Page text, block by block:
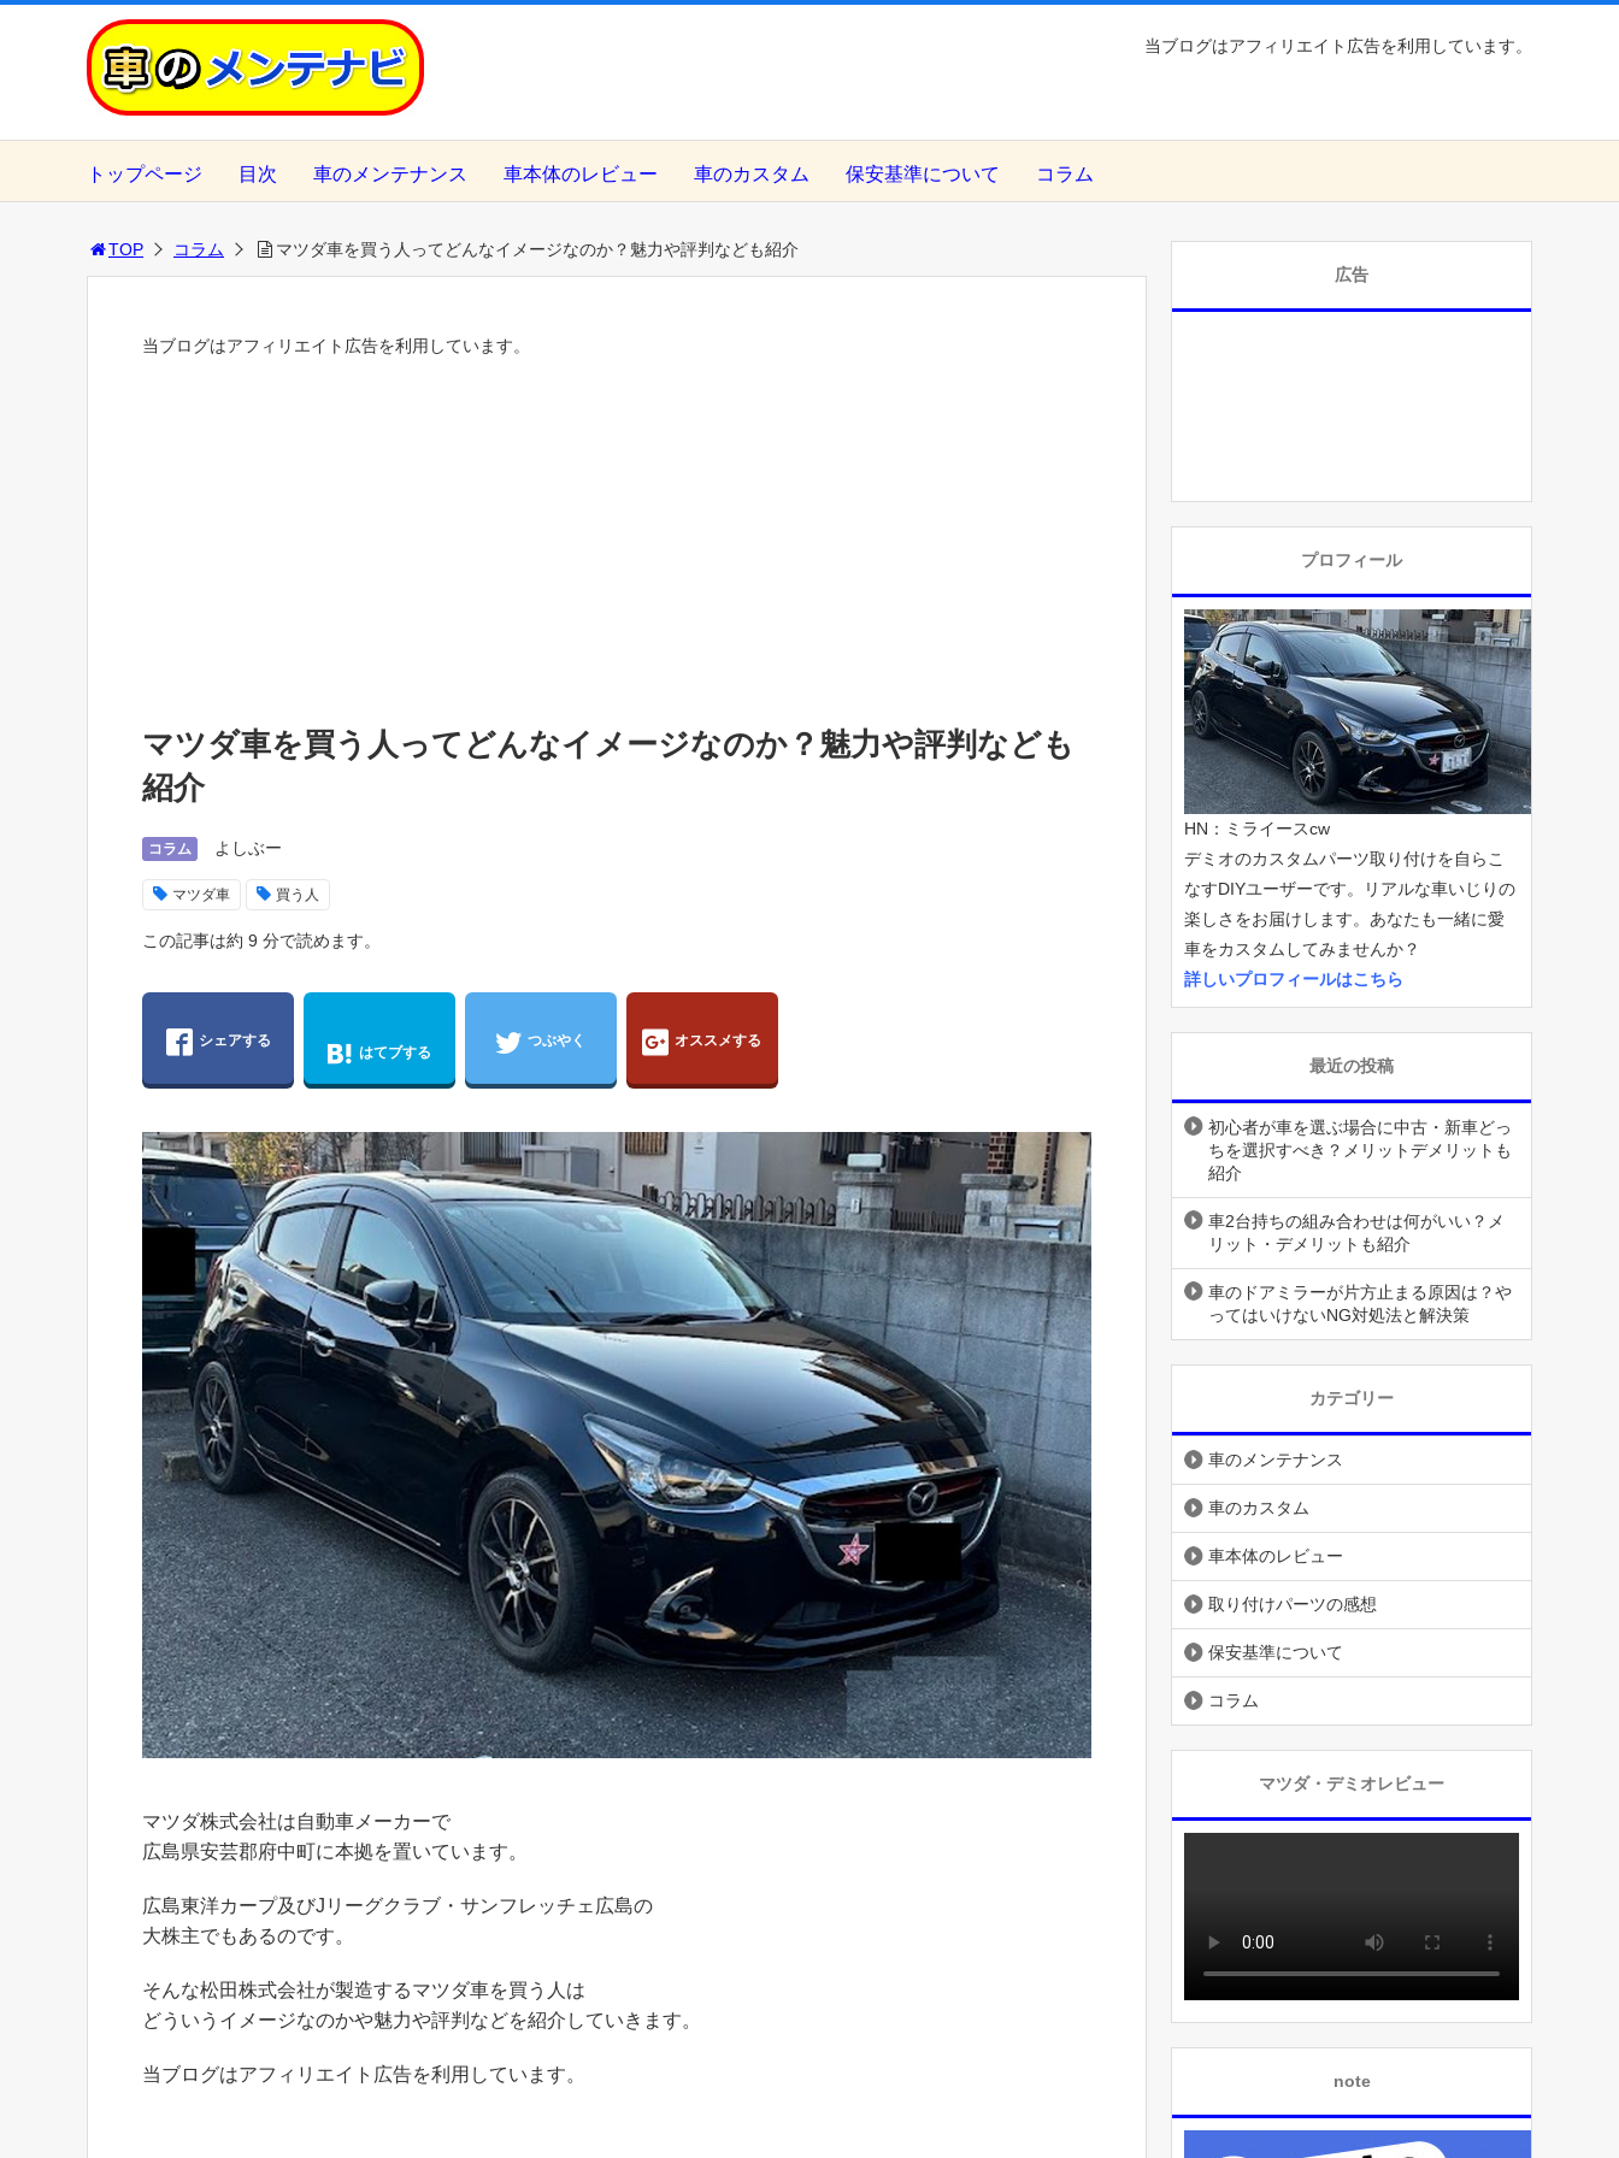
当ブログはアフィリエイト広告を利用しています。
トップページ 目次 車のメンテナンス 車本体のレビュー 車のカスタム 保安基準について コラム
TOP コラム マツダ車を買う人ってどんなイメージなのか？魅力や評判なども紹介
当ブログはアフィリエイト広告を利用しています。
マツダ車を買う人ってどんなイメージなのか？魅力や評判なども
紹介
コラム よしぶー
マツダ車 買う人
この記事は約 9 分で読めます。
シェアする
はてブする
つぶやく オススメする
マツダ株式会社は自動車メーカーで
広島県安芸郡府中町に本拠を置いています。
広島東洋カープ及びJリーグクラブ・サンフレッチェ広島の
大株主でもあるのです。
そんな松田株式会社が製造するマツダ車を買う人は
どういうイメージなのかや魅力や評判などを紹介していきます。
当ブログはアフィリエイト広告を利用しています。
広告
プロフィール
HN：ミライースcw
デミオのカスタムパーツ取り付けを自らこ
なすDIYユーザーです。リアルな車いじりの
楽しさをお届けします。あなたも一緒に愛
車をカスタムしてみませんか？
詳しいプロフィールはこちら
最近の投稿
初心者が車を選ぶ場合に中古・新車どっ
ちを選択すべき？メリットデメリットも
紹介
車2台持ちの組み合わせは何がいい？メ
リット・デメリットも紹介
車のドアミラーが片方止まる原因は？や
ってはいけないNG対処法と解決策
カテゴリー
車のメンテナンス
車のカスタム
車本体のレビュー
取り付けパーツの感想
保安基準について
コラム
マツダ・デミオレビュー
note